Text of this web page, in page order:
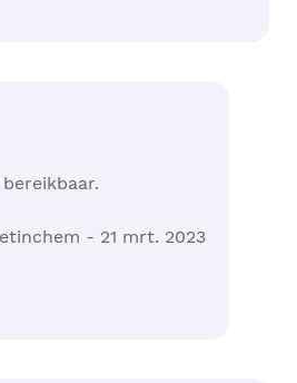
- 21 mrt. 2023